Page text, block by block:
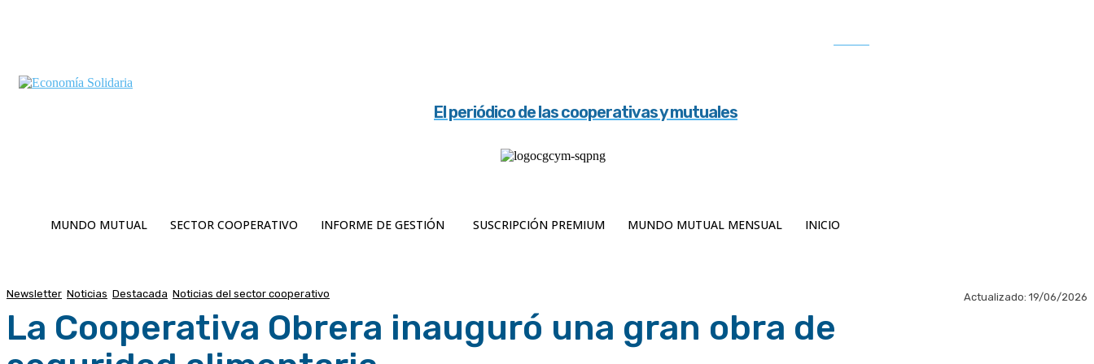
El periódico de las cooperativas y mutuales
MUNDO MUTUAL SECTOR COOPERATIVO INFORME DE GESTIÓN SUSCRIPCIÓN PREMIUM MUNDO MUTUAL MENSUAL INICIO
Newsletter Noticias Destacada Noticias del sector cooperativo Actualizado: 19/06/2026
La Cooperativa Obrera inauguró una gran obra de